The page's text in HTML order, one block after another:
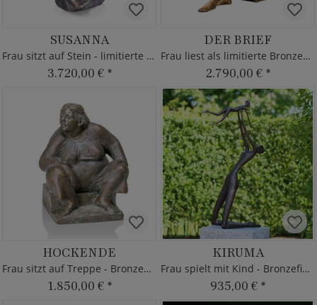
SUSANNA
Frau sitzt auf Stein - limitierte Bronzeskulptur
3.720,00 € *
DER BRIEF
Frau liest als limitierte Bronzefigur
2.790,00 € *
HOCKENDE
Frau sitzt auf Treppe - Bronzefigur limitiert
1.850,00 € *
KIRUMA
Frau spielt mit Kind - Bronzefigur
935,00 € *